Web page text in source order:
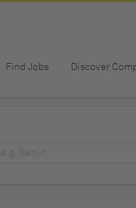
Find Jobs Discover